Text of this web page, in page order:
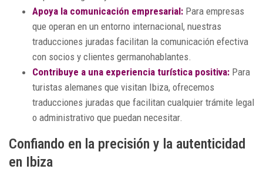
Apoya la comunicación empresarial:Para empresas
que operan en un entorno internacional, nuestras
traducciones juradas facilitan la comunicación efectiva
con socios y clientes germanohablantes.
Contribuye a una experiencia turística positiva:Para
turistas alemanes que visitan Ibiza, ofrecemos
traducciones juradas que facilitan cualquier trámite legal
o administrativo que puedan necesitar.
Confiando en la precisión y la autenticidad
en Ibiza